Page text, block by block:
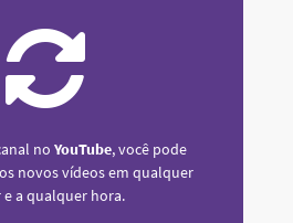
no YouTube, você pode
novos vídeos em qualquer
e a qualquer hora.